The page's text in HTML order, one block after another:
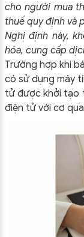
cho người mua
thuế quy định và
Nghị định này,
hóa, cung cấp
Trường hợp khi
có sử dụng máy
tử được khởi tạo
điện tử với cơ